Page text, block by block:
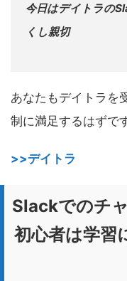
今日はデイトラの
くし親切
あなたもデイトラを
制に満足するはずで
>>デイトラ
Slackでのチ
初心者は学習